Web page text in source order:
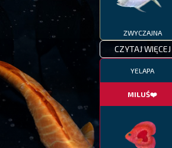
ZWYCZAJNA
CZYTAJ WIĘCEJ
YELAPA
MILUŚ❤️